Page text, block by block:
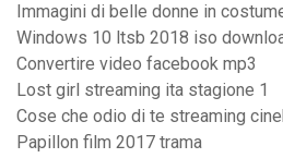
Immagini di belle donne in
Windows 10 ltsb 2018 iso
Convertire video facebook mp3
Lost girl streaming ita stagione 1
Cose che odio di te streaming
Papillon film 2017 trama